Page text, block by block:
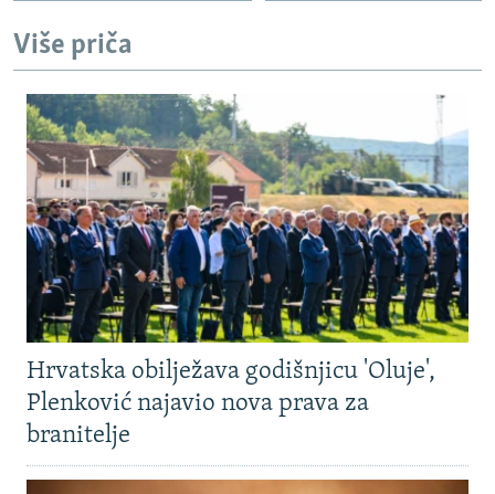
TRI DECENIJE OD RATA U BIH
SVE KARTE DEJTONA
NASTANAK I RASPAD JUGOSLAVIJE
Više priča
Hrvatska obilježava godišnjicu 'Oluje',
Plenković najavio nova prava za
branitelje